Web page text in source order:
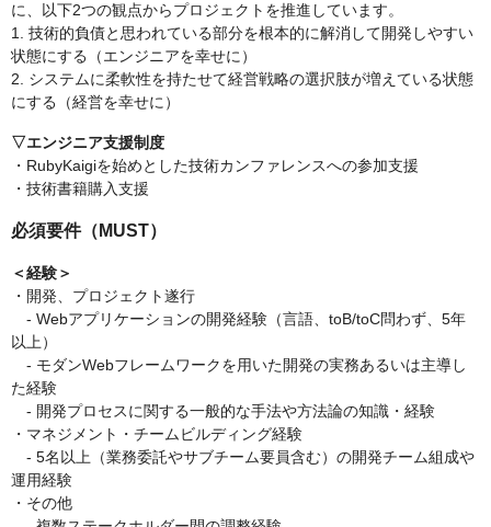
に、以下2つの観点からプロジェクトを推進しています。
1. 技術的負債と思われている部分を根本的に解消して開発しやすい
状態にする（エンジニアを幸せに）
2. システムに柔軟性を持たせて経営戦略の選択肢が増えている状態
にする（経営を幸せに）
▽エンジニア支援制度
・RubyKaigiを始めとした技術カンファレンスへの参加支援
・技術書籍購入支援
必須要件（MUST）
＜経験＞
・開発、プロジェクト遂行
- Webアプリケーションの開発経験（言語、toB/toC問わず、5年
以上）
- モダンWebフレームワークを用いた開発の実務あるいは主導し
た経験
- 開発プロセスに関する一般的な手法や方法論の知識・経験
・マネジメント・チームビルディング経験
- 5名以上（業務委託やサブチーム要員含む）の開発チーム組成や
運用経験
・その他